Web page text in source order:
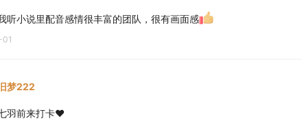
听小说里配音感情很丰富的团队，很有画面感
梦222
羽前来打卡❤️